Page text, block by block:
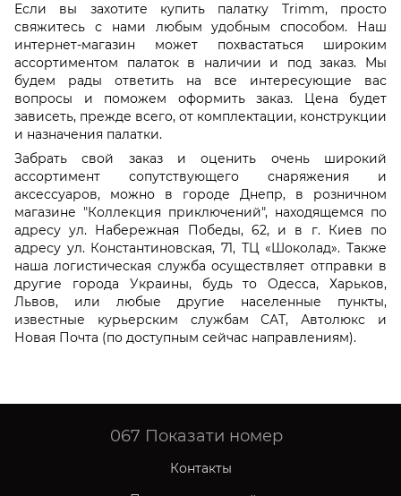
Если вы захотите купить палатку Trimm, просто
свяжитесь с нами любым удобным способом. Наш
интернет-магазин может похвастаться широким
ассортиментом палаток в наличии и под заказ. Мы
будем рады ответить на все интересующие вас
вопросы и поможем оформить заказ. Цена будет
зависеть, прежде всего, от комплектации, конструкции
и назначения палатки.
Забрать свой заказ и оценить очень широкий
ассортимент сопутствующего снаряжения и
аксессуаров, можно в городе Днепр, в розничном
магазине "Коллекция приключений", находящемся по
адресу ул. Набережная Победы, 62, и в г. Киев по
адресу ул. Константиновская, 71, ТЦ «Шоколад». Также
наша логистическая служба осуществляет отправки в
другие города Украины, будь то Одесса, Харьков,
Львов, или любые другие населенные пункты,
известные курьерским службам САТ, Автолюкс и
Новая Почта (по доступным сейчас направлениям).
067 Показати номер
Контакты